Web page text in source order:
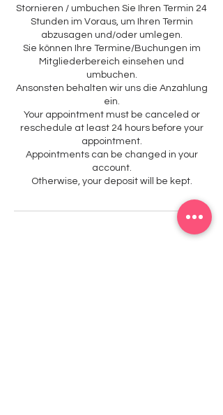
Stornieren / umbuchen Sie Ihren Termin 24
Stunden im Voraus, um Ihren Termin
abzusagen und/oder umlegen.
Sie können Ihre Termine/Buchungen im
Mitgliederbereich einsehen und
umbuchen.
Ansonsten behalten wir uns die Anzahlung
ein.
Your appointment must be canceled or
reschedule at least 24 hours before your
appointment.
Appointments can be changed in your
account.
Otherwise, your deposit will be kept.